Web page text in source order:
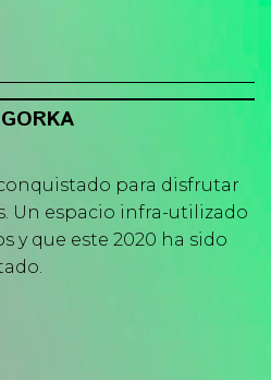
para disfrutar
Un espacio infra-utilizado
y que este 2020 ha sido